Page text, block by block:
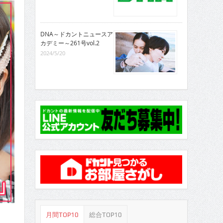
DNA～ドカントニュースア
カデミー～261号vol.2
2024/5/20
月間TOP10 総合TOP10